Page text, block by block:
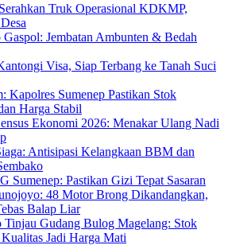
Truk Operasional KDKMP,
Jembatan Ambunten & Bedah
Visa, Siap Terbang ke Tanah Suci
Kapolres Sumenep Pastikan Stok
Harga Stabil
Ekonomi 2026: Menakar Ulang Nadi
Antisipasi Kelangkaan BBM dan
Sumenep: Pastikan Gizi Tepat Sasaran
48 Motor Brong Dikandangkan,
Balap Liar
Tinjau Gudang Bulog Magelang: Stok
Jadi Harga Mati